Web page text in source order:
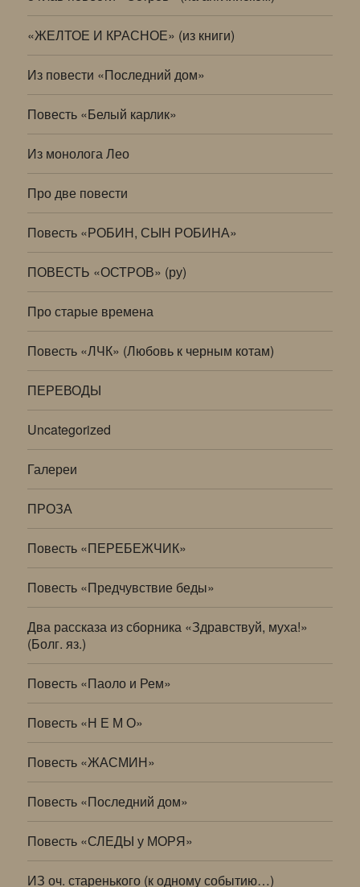
«ЖЕЛТОЕ И КРАСНОЕ» (из книги)
Из повести «Последний дом»
Повесть «Белый карлик»
Из монолога Лео
Про две повести
Повесть «РОБИН, СЫН РОБИНА»
ПОВЕСТЬ «ОСТРОВ» (ру)
Про старые времена
Повесть «ЛЧК» (Любовь к черным котам)
ПЕРЕВОДЫ
Uncategorized
Галереи
ПРОЗА
Повесть «ПЕРЕБЕЖЧИК»
Повесть «Предчувствие беды»
Два рассказа из сборника «Здравствуй, муха!»
(Болг. яз.)
Повесть «Паоло и Рем»
Повесть «Н Е М О»
Повесть «ЖАСМИН»
Повесть «Последний дом»
Повесть «СЛЕДЫ у МОРЯ»
ИЗ оч. старенького (к одному событию…)